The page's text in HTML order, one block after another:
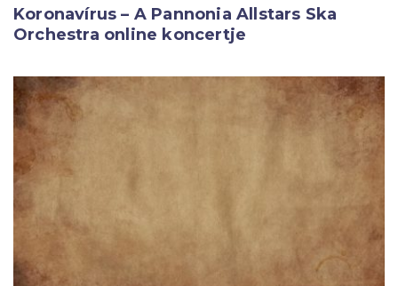
Koronavírus – A Pannonia Allstars Ska
Orchestra online koncertje